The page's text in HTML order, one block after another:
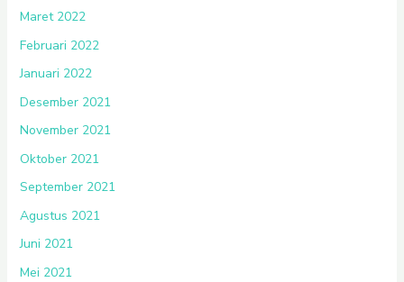
Maret 2022
Februari 2022
Januari 2022
Desember 2021
November 2021
Oktober 2021
September 2021
Agustus 2021
Juni 2021
Mei 2021